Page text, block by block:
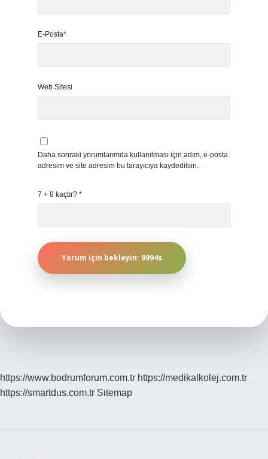
E-Posta*
Web Sitesi
Daha sonraki yorumlarımda kullanılması için adım, e-posta
adresim ve site adresim bu tarayıcıya kaydedilsin.
7 + 8 kaçtır? *
https://www.bodrumforum.com.tr https://medikalkolej.com.tr
https://smartdus.com.tr Sitemap